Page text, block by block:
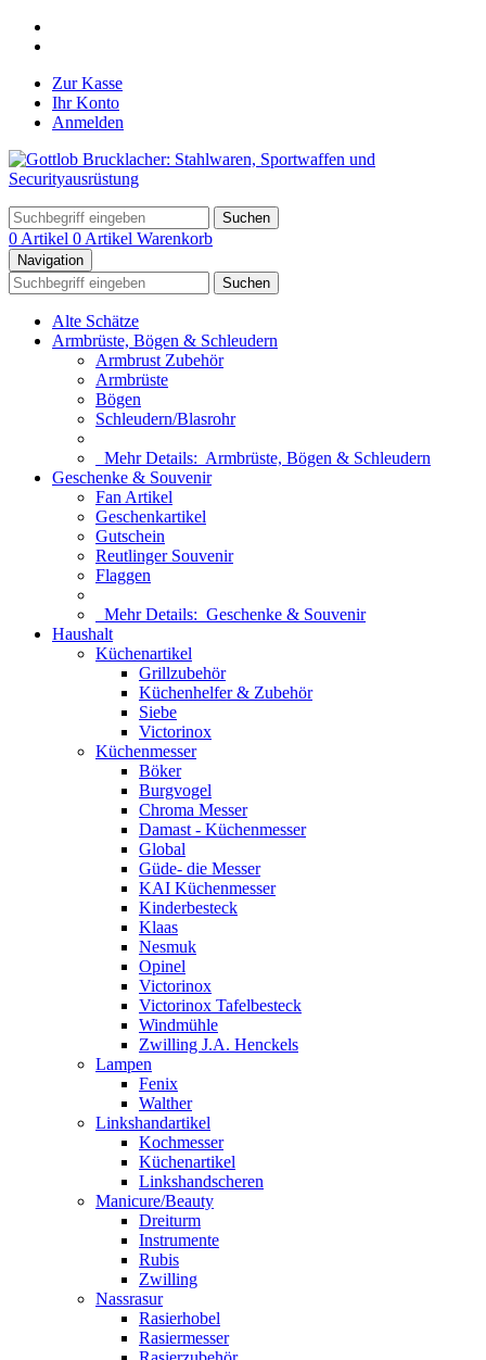
Zur Kasse
Ihr Konto
Anmelden
Suchen
0 Artikel 0 Artikel Warenkorb
Navigation
Suchen
Alte Schätze
Armbrüste, Bögen & Schleudern
Armbrust Zubehör
Armbrüste
Bögen
Schleudern/Blasrohr
Mehr Details: Armbrüste, Bögen & Schleudern
Geschenke & Souvenir
Fan Artikel
Geschenkartikel
Gutschein
Reutlinger Souvenir
Flaggen
Mehr Details: Geschenke & Souvenir
Haushalt
Küchenartikel
Grillzubehör
Küchenhelfer & Zubehör
Siebe
Victorinox
Küchenmesser
Böker
Burgvogel
Chroma Messer
Damast - Küchenmesser
Global
Güde- die Messer
KAI Küchenmesser
Kinderbesteck
Klaas
Nesmuk
Opinel
Victorinox
Victorinox Tafelbesteck
Windmühle
Zwilling J.A. Henckels
Lampen
Fenix
Walther
Linkshandartikel
Kochmesser
Küchenartikel
Linkshandscheren
Manicure/Beauty
Dreiturm
Instrumente
Rubis
Zwilling
Nassrasur
Rasierhobel
Rasiermesser